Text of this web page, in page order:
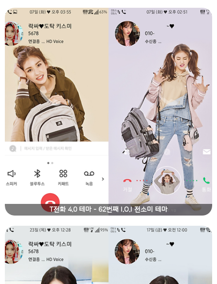
T전화 4.0 테마 - 62번째 I.O.I 전소미 테마